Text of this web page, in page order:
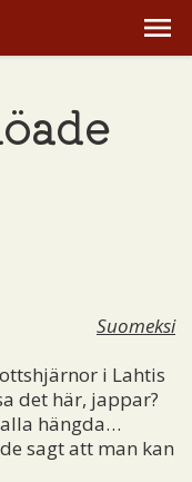
Suomeksi
i Lahtis
det här, jappar?
hängda…
sagt att man kan